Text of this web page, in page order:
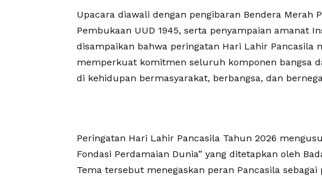
Upacara diawali dengan pengibaran Bendera Merah
Pembukaan UUD 1945, serta penyampaian amanat
disampaikan bahwa peringatan Hari Lahir
memperkuat komitmen seluruh komponen bangsa
di kehidupan bermasyarakat, berbangsa, dan
Peringatan Hari Lahir Pancasila Tahun 2026
Fondasi Perdamaian Dunia” yang ditetapkan oleh
Tema tersebut menegaskan peran Pancasila